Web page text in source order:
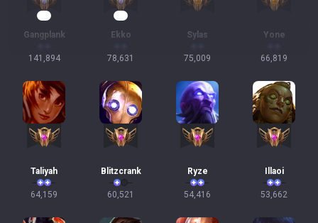
Gangplank
141,894
Ekko
78,631
Sylas
75,009
Yone
66,819
Taliyah
64,159
Blitzcrank
60,521
Ryze
54,416
Illaoi
53,662